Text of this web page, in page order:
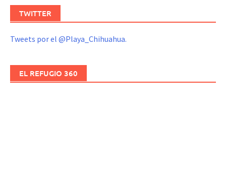
TWITTER
Tweets por el @Playa_Chihuahua.
EL REFUGIO 360